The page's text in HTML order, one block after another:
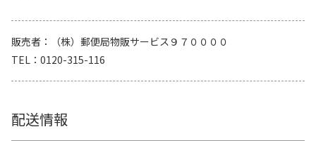
販売者
（株）郵便局物販サービス９７００００
TEL
0120-315-116
配送情報